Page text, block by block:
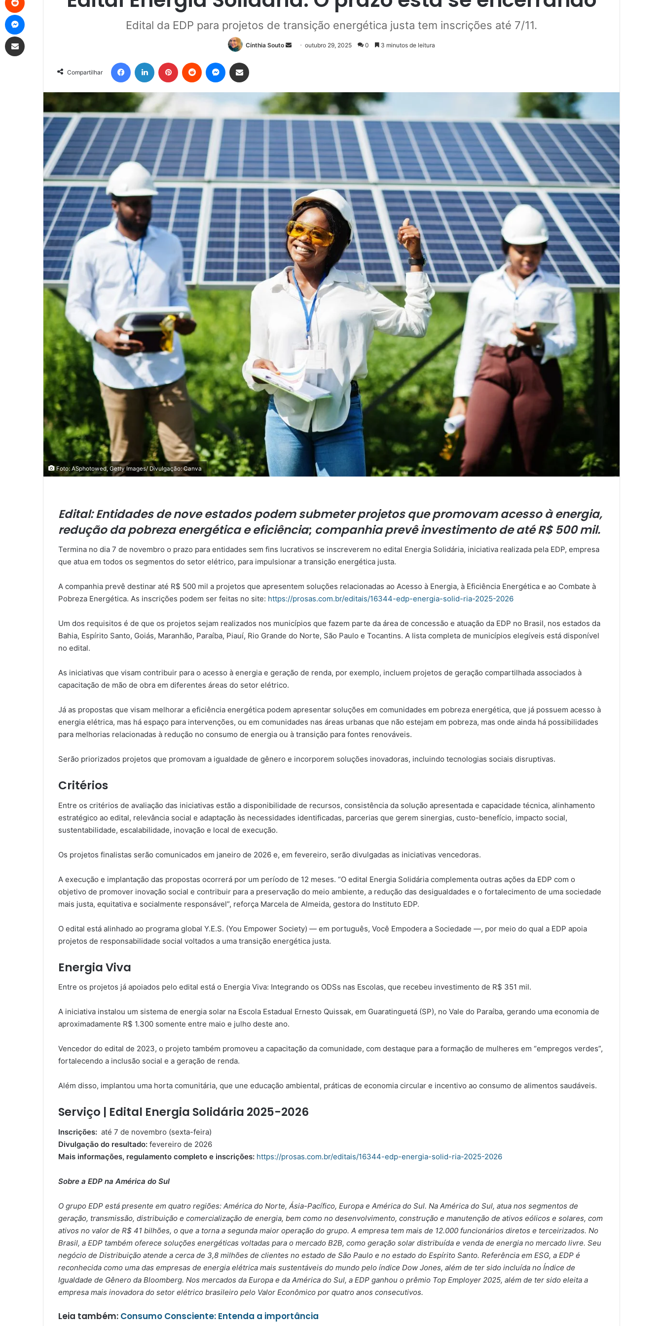
Edital da EDP para projetos de transição energética justa tem inscrições até 7/11.
Cínthia Souto
Mandeoutubro 29, 2025 0 3 minutos de leitura
Compartilhar
FacebookLinkedin Pinterest Reddit Messenger
Foto: ASphotowed, Getty Images/ Divulgação: Canva
Edital:Entidades de nove estados podem submeter projetos que promovam acesso à energia,
redução da pobreza energética e eficiência; companhia prevê investimento de até R$ 500 mil.
Termina no dia 7 de novembro o prazo para entidades sem fins lucrativos se inscreverem no edital Energia Solidária, iniciativa realizada pela EDP, empresa
que atua em todos os segmentos do setor elétrico, para impulsionar a transição energética justa.
A companhia prevê destinar até R$ 500 mil a projetos que apresentem soluções relacionadas ao Acesso à Energia, à Eficiência Energética e ao Combate à
Pobreza Energética. As inscrições podem ser feitas no site: https://prosas.com.br/editais/16344-edp-energia-solid-ria-2025-2026
Um dos requisitos é de que os projetos sejam realizados nos municípios que fazem parte da área de concessão e atuação da EDP no Brasil, nos estados da
Bahia, Espírito Santo, Goiás, Maranhão, Paraíba, Piauí, Rio Grande do Norte, São Paulo e Tocantins. A lista completa de municípios elegíveis está disponível
no edital.
As iniciativas que visam contribuir para o acesso à energia e geração de renda, por exemplo, incluem projetos de geração compartilhada associados à
capacitação de mão de obra em diferentes áreas do setor elétrico.
Já as propostas que visam melhorar a eficiência energética podem apresentar soluções em comunidades em pobreza energética, que já possuem acesso à
energia elétrica, mas há espaço para intervenções, ou em comunidades nas áreas urbanas que não estejam em pobreza, mas onde ainda há possibilidades
para melhorias relacionadas à redução no consumo de energia ou à transição para fontes renováveis.
Serão priorizados projetos que promovam a igualdade de gênero e incorporem soluções inovadoras, incluindo tecnologias sociais disruptivas.
Critérios
Entre os critérios de avaliação das iniciativas estão a disponibilidade de recursos, consistência da solução apresentada e capacidade técnica, alinhamento
estratégico ao edital, relevância social e adaptação às necessidades identificadas, parcerias que gerem sinergias, custo-benefício, impacto social,
sustentabilidade, escalabilidade, inovação e local de execução.
Os projetos finalistas serão comunicados em janeiro de 2026 e, em fevereiro, serão divulgadas as iniciativas vencedoras.
A execução e implantação das propostas ocorrerá por um período de 12 meses. “O edital Energia Solidária complementa outras ações da EDP com o
objetivo de promover inovação social e contribuir para a preservação do meio ambiente, a redução das desigualdades e o fortalecimento de uma sociedade
mais justa, equitativa e socialmente responsável”, reforça Marcela de Almeida, gestora do Instituto EDP.
O edital está alinhado ao programa global Y.E.S. (You Empower Society) — em português, Você Empodera a Sociedade —, por meio do qual a EDP apoia
projetos de responsabilidade social voltados a uma transição energética justa.
Energia Viva
Entre os projetos já apoiados pelo edital está o Energia Viva: Integrando os ODSs nas Escolas, que recebeu investimento de R$ 351 mil.
A iniciativa instalou um sistema de energia solar na Escola Estadual Ernesto Quissak, em Guaratinguetá (SP), no Vale do Paraíba, gerando uma economia de
aproximadamente R$ 1.300 somente entre maio e julho deste ano.
Vencedor do edital de 2023, o projeto também promoveu a capacitação da comunidade, com destaque para a formação de mulheres em “empregos verdes”,
fortalecendo a inclusão social e a geração de renda.
Além disso, implantou uma horta comunitária, que une educação ambiental, práticas de economia circular e incentivo ao consumo de alimentos saudáveis.
Serviço | Edital Energia Solidária 2025-2026
Inscrições: até 7 de novembro (sexta-feira)
Divulgação do resultado: fevereiro de 2026
Mais informações, regulamento completo e inscrições: https://prosas.com.br/editais/16344-edp-energia-solid-ria-2025-2026
Sobre a EDP na América do Sul
O grupo EDP está presente em quatro regiões: América do Norte, Ásia-Pacífico, Europa e América do Sul. Na América do Sul, atua nos segmentos de
geração, transmissão, distribuição e comercialização de energia, bem como no desenvolvimento, construção e manutenção de ativos eólicos e solares, com
ativos no valor de R$ 41 bilhões, o que a torna a segunda maior operação do grupo. A empresa tem mais de 12.000 funcionários diretos e terceirizados. No
Brasil, a EDP também oferece soluções energéticas voltadas para o mercado B2B, como geração solar distribuída e venda de energia no mercado livre. Seu
negócio de Distribuição atende a cerca de 3,8 milhões de clientes no estado de São Paulo e no estado do Espírito Santo. Referência em ESG, a EDP é
reconhecida como uma das empresas de energia elétrica mais sustentáveis do mundo pelo índice Dow Jones, além de ter sido incluída no Índice de
Igualdade de Gênero da Bloomberg. Nos mercados da Europa e da América do Sul, a EDP ganhou o prêmio Top Employer 2025, além de ter sido eleita a
empresa mais inovadora do setor elétrico brasileiro pelo Valor Econômico por quatro anos consecutivos.
Leia também: Consumo Consciente: Entenda a importância